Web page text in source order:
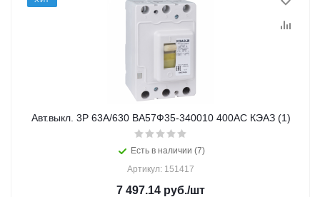
Авт.выкл. 3Р 63А/630 ВА57Ф35-340010 400АС КЭАЗ (1)
Есть в наличии (7)
Артикул: 151417
7 497.14 руб./шт